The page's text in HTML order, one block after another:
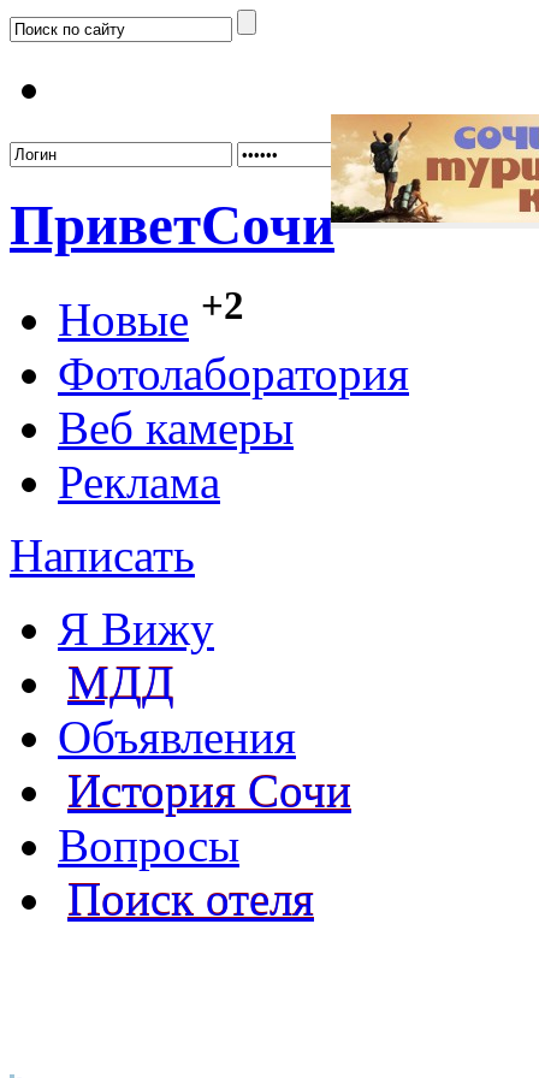
ПриветСочи
Новые +2
Фотолаборатория
Веб камеры
Реклама
Написать
Я Вижу
МДД
Объявления
История Сочи
Вопросы
Поиск отеля